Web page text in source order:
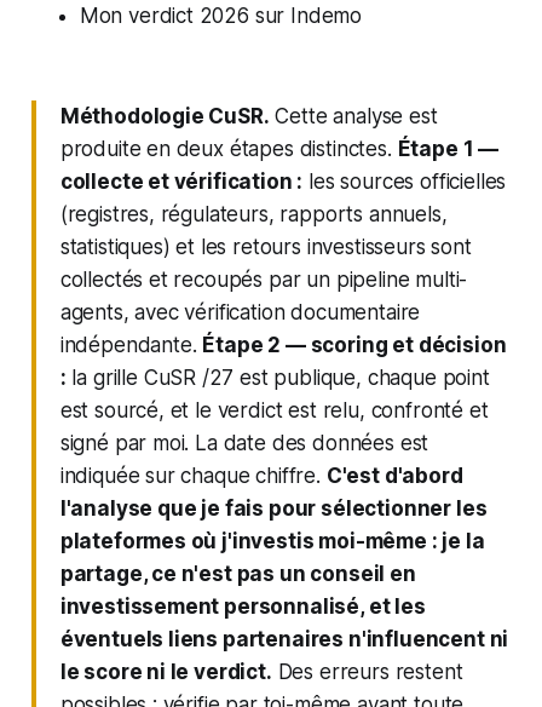
Mon verdict 2026 sur Indemo
Méthodologie CuSR. Cette analyse est
produite en deux étapes distinctes. Étape 1 —
collecte et vérification : les sources officielles
(registres, régulateurs, rapports annuels,
statistiques) et les retours investisseurs sont
collectés et recoupés par un pipeline multi-
agents, avec vérification documentaire
indépendante. Étape 2 — scoring et décision
: la grille CuSR /27 est publique, chaque point
est sourcé, et le verdict est relu, confronté et
signé par moi. La date des données est
indiquée sur chaque chiffre. C'est d'abord
l'analyse que je fais pour sélectionner les
plateformes où j'investis moi-même : je la
partage, ce n'est pas un conseil en
investissement personnalisé, et les
éventuels liens partenaires n'influencent ni
le score ni le verdict. Des erreurs restent